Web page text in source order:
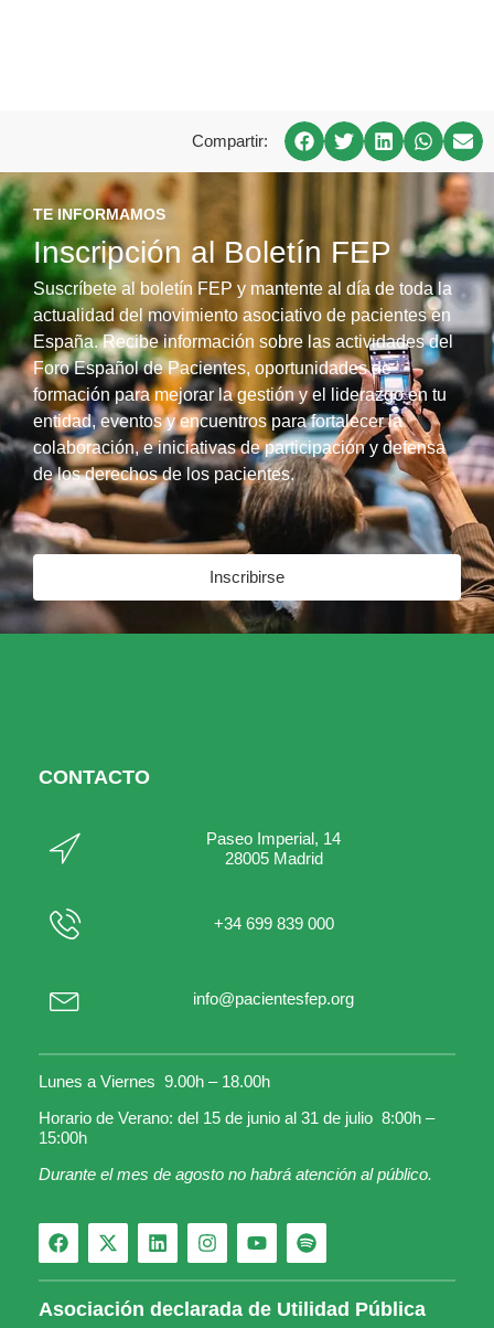
Compartir:
TE INFORMAMOS
Inscripción al Boletín FEP
Suscríbete al boletín FEP y mantente al día de toda la
actualidad del movimiento asociativo de pacientes en
España. Recibe información sobre las actividades del
Foro Español de Pacientes, oportunidades de
formación para mejorar la gestión y el liderazgo en tu
entidad, eventos y encuentros para fortalecer la
colaboración, e iniciativas de participación y defensa
de los derechos de los pacientes.
Inscribirse
CONTACTO
Paseo Imperial, 14
28005 Madrid
+34 699 839 000
info@pacientesfep.org
Lunes a Viernes 9.00h – 18.00h
Horario de Verano: del 15 de junio al 31 de julio 8:00h –
15:00h
Durante el mes de agosto no habrá atención al público.
Asociación declarada de Utilidad Pública